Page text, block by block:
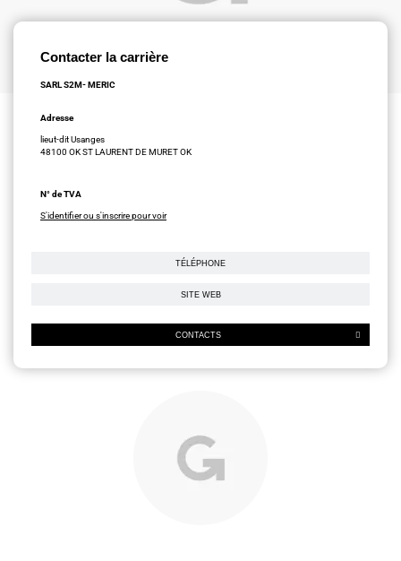
Contacter la carrière
SARL S2M- MERIC
Adresse
lieut-dit Usanges
48100 OK ST LAURENT DE MURET OK
N° de TVA
S'identifier ou s'inscrire pour voir
TÉLÉPHONE
SITE WEB
CONTACTS